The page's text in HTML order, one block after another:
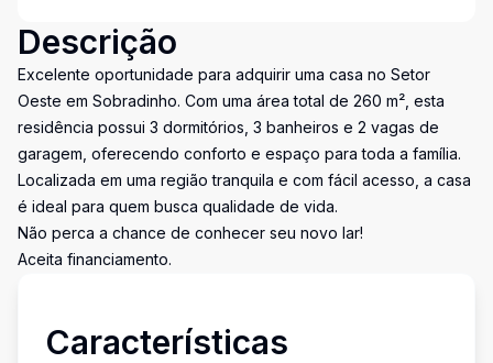
Descrição
Excelente oportunidade para adquirir uma casa no Setor
Oeste em Sobradinho. Com uma área total de 260 m², esta
residência possui 3 dormitórios, 3 banheiros e 2 vagas de
garagem, oferecendo conforto e espaço para toda a família.
Localizada em uma região tranquila e com fácil acesso, a casa
é ideal para quem busca qualidade de vida.
Não perca a chance de conhecer seu novo lar!
Aceita financiamento.
Características